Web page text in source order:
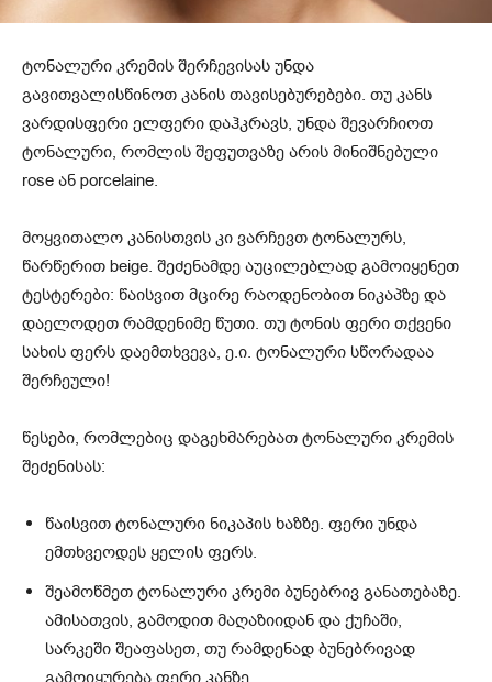
ტონალური კრემის შერჩევისას უნდა
გავითვალისწინოთ კანის თავისებურებები. თუ კანს
ვარდისფერი ელფერი დაჰკრავს, უნდა შევარჩიოთ
ტონალური, რომლის შეფუთვაზე არის მინიშნებული
rose ან porcelaine.
მოყვითალო კანისთვის კი ვარჩევთ ტონალურს,
წარწერით beige. შეძენამდე აუცილებლად გამოიყენეთ
ტესტერები: წაისვით მცირე რაოდენობით ნიკაპზე და
დაელოდეთ რამდენიმე წუთი. თუ ტონის ფერი თქვენი
სახის ფერს დაემთხვევა, ე.ი. ტონალური სწორადაა
შერჩეული!
წესები, რომლებიც დაგეხმარებათ ტონალური კრემის
შეძენისას:
წაისვით ტონალური ნიკაპის ხაზზე. ფერი უნდა
ემთხვეოდეს ყელის ფერს.
შეამოწმეთ ტონალური კრემი ბუნებრივ განათებაზე.
ამისათვის, გამოდით მაღაზიიდან და ქუჩაში,
სარკეში შეაფასეთ, თუ რამდენად ბუნებრივად